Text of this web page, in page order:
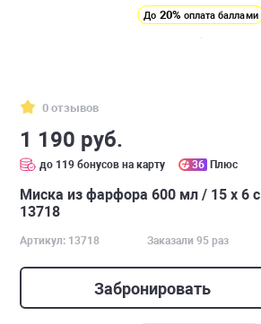
До 20% оплата баллами
0 отзывов
1 190 руб.
до 119 бонусов на карту 36 Плюс
Миска из фарфора 600 мл / 15 х 6
13718
Артикул: 13718 Заказали 95 раз
Забронировать